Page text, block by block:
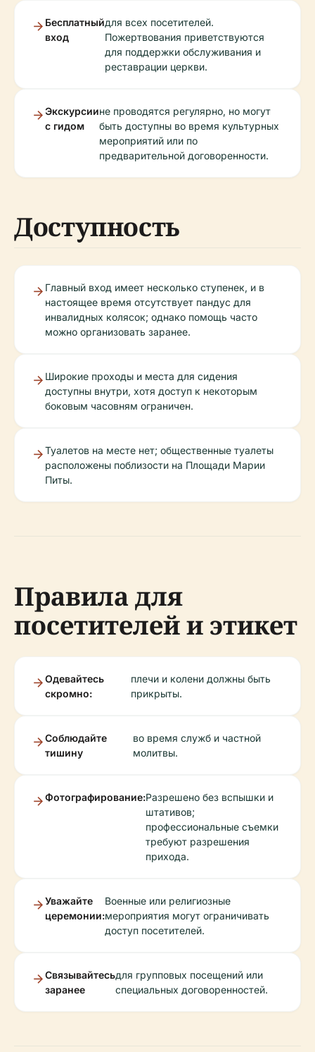
Бесплатный
вход
для всех посетителей.
Пожертвования приветствуются
для поддержки обслуживания и
реставрации церкви.
Экскурсии
с гидом
не проводятся регулярно, но могут
быть доступны во время культурных
мероприятий или по
предварительной договоренности.
Доступность
Главный вход имеет несколько ступенек, и в
настоящее время отсутствует пандус для
инвалидных колясок; однако помощь часто
можно организовать заранее.
Широкие проходы и места для сидения
доступны внутри, хотя доступ к некоторым
боковым часовням ограничен.
Туалетов на месте нет; общественные туалеты
расположены поблизости на Площади Марии
Питы.
Правила для
посетителей и этикет
Одевайтесь
скромно:
плечи и колени должны быть
прикрыты.
Соблюдайте
тишину
во время служб и частной
молитвы.
Фотографирование:Разрешено без вспышки и
штативов;
профессиональные съемки
требуют разрешения
прихода.
Уважайте
церемонии:
Военные или религиозные
мероприятия могут ограничивать
доступ посетителей.
Связывайтесь
заранее
для групповых посещений или
специальных договоренностей.